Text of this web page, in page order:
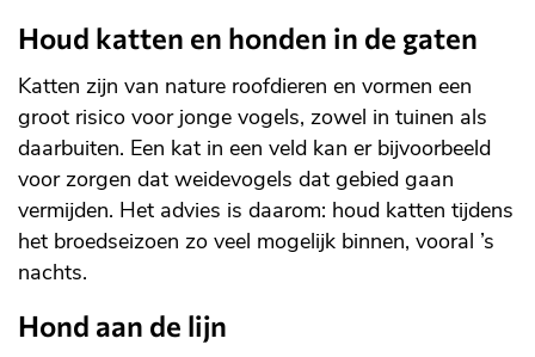
Houd katten en honden in de gaten
Katten zijn van nature roofdieren en vormen een
groot risico voor jonge vogels, zowel in tuinen als
daarbuiten. Een kat in een veld kan er bijvoorbeeld
voor zorgen dat weidevogels dat gebied gaan
vermijden. Het advies is daarom: houd katten tijdens
het broedseizoen zo veel mogelijk binnen, vooral ’s
nachts.
Hond aan de lijn